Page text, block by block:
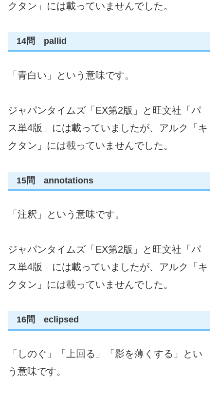
クタン」には載っていませんでした。
14問 pallid
「青白い」という意味です。
ジャパンタイムズ「EX第2版」と旺文社「パ
ス単4版」には載っていましたが、アルク「キ
クタン」には載っていませんでした。
15問 annotations
「注釈」という意味です。
ジャパンタイムズ「EX第2版」と旺文社「パ
ス単4版」には載っていましたが、アルク「キ
クタン」には載っていませんでした。
16問 eclipsed
「しのぐ」「上回る」「影を薄くする」とい
う意味です。